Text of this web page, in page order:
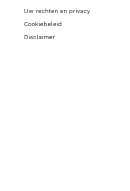
Uw rechten en privacy
Cookiebeleid
Disclaimer